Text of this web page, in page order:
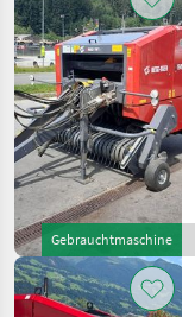
Gebrauchtmaschine